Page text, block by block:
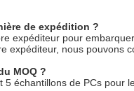
de expédition ?
expéditeur pour
expéditeur, nous pouvons
MOQ ?
5 échantillons de PCs pour